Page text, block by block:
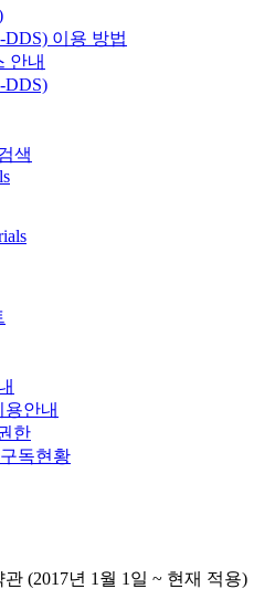
이용 방법
안내
DDS)
색
안내
한
독현황
(2017년 1월 1일 ~ 현재 적용)